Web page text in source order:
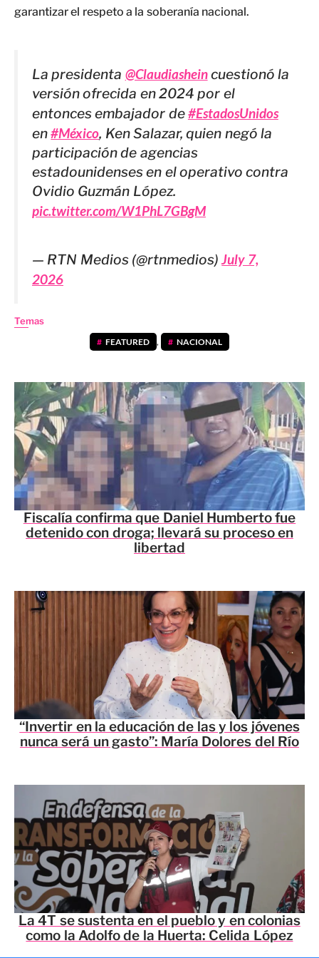
garantizar el respeto a la soberanía nacional.
La presidenta @Claudiasheincuestionó la
versión ofrecida en 2024 por el
entonces embajador de#EstadosUnidos
en#México, Ken Salazar, quien negó la
participación de agencias
estadounidenses en el operativo contra
Ovidio Guzmán López.
pic.twitter.com/W1PhL7GBgM
— RTN Medios (@rtnmedios)July 7,
2026
Temas
FEATURED , NACIONAL
Fiscalía confirma que Daniel Humberto fue
detenido con droga; llevará su proceso en
libertad
“Invertir en la educación de las y los jóvenes
nunca será un gasto”: María Dolores del Río
La 4T se sustenta en el pueblo y en colonias
como la Adolfo de la Huerta: Celida López